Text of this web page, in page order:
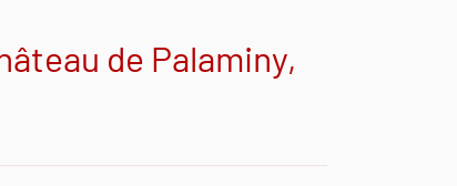
de Palaminy,